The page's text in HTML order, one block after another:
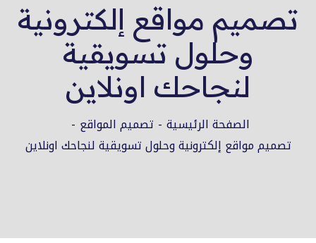
تصميم مواقع إلكترونية
وحلول تسويقية
لنجاحك اونلاين
الصفحة الرئيسية
تصميم المواقع
تصميم مواقع إلكترونية وحلول تسويقية لنجاحك اونلاين